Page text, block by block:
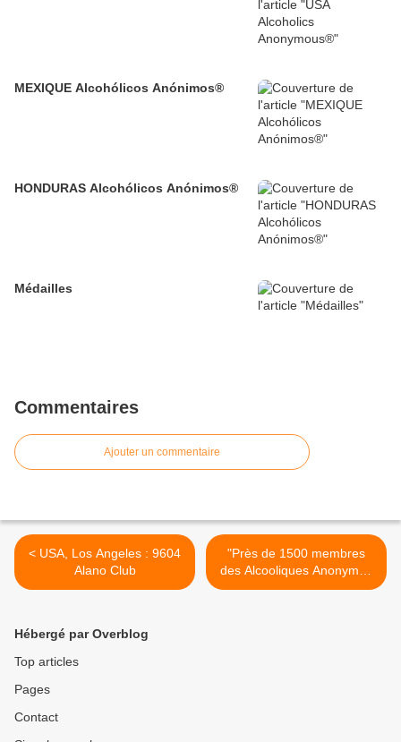
MEXIQUE Alcohólicos Anónimos®
HONDURAS Alcohólicos Anónimos®
Médailles
Commentaires
Ajouter un commentaire
< USA, Los Angeles : 9604
Alano Club
"Près de 1500 membres
des Alcooliques Anonymes
en congrès à Laval" >
Hébergé par Overblog
Top articles
Pages
Contact